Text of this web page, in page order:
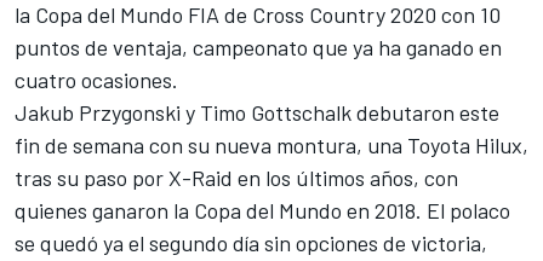
la Copa del Mundo FIA de Cross Country 2020 con 10
puntos de ventaja, campeonato que ya ha ganado en
cuatro ocasiones.
Jakub Przygonski y Timo Gottschalk debutaron este
fin de semana con su nueva montura, una Toyota Hilux,
tras su paso porX-Raid en los últimos años, con
quienes ganaron la Copa del Mundo en 2018. El polaco
se quedó ya el segundo día sin opciones de victoria,